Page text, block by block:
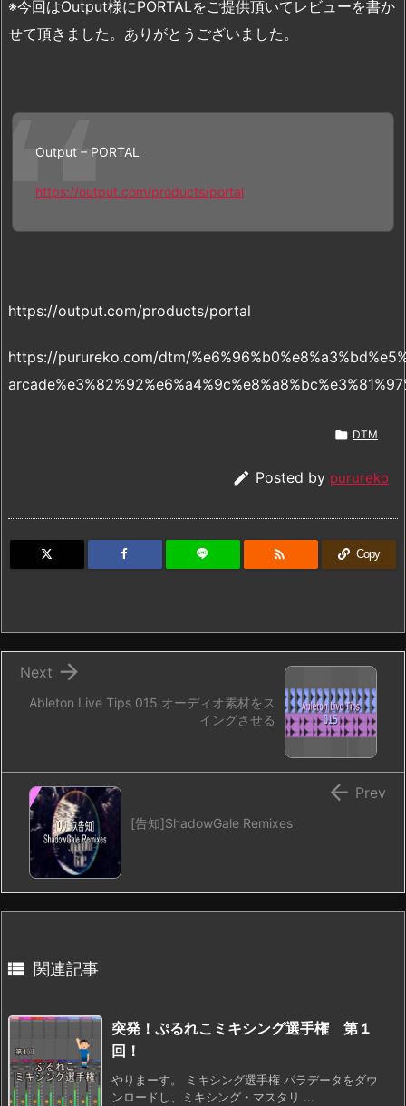
※今回はOutput様にPORTALをご提供頂いてレビューを書か
せて頂きました。ありがとうございました。
Output – PORTAL
https://output.com/products/portal
https://output.com/products/portal
https://purureko.com/dtm/
 DTM
 Posted by purureko
 Copy
Ableton Live Tips 015 オーディオ素材をス
イングさせる

Next
[告知]ShadowGale Remixes
 Prev
 関連記事
突発！ぷるれこミキシング選手権 第１
回！
やりまーす。 ミキシング選手権 パラデータをダウ
ンロードし、ミキシング・マスタリ ...